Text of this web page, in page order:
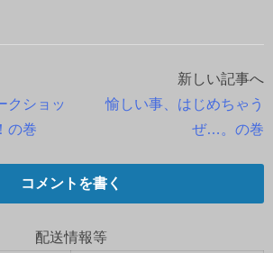
クショッ
の巻
新しい記事へ
愉しい事、はじめちゃう
ぜ…。の巻
コメントを書く
配送情報等